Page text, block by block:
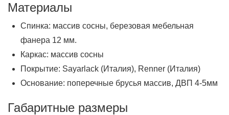
Материалы
Спинка: массив сосны, березовая мебельная
фанера 12 мм.
Каркас: массив сосны
Покрытие: Sayarlack (Италия), Renner (Италия)
Основание: поперечные брусья массив, ДВП 4-5мм
Габаритные размеры